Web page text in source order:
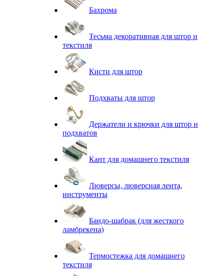
Бахрома
Тесьма декоративная для штор и
текстиля
Кисти для штор
Подхваты для штор
Держатели и крючки для штор и
подхватов
Кант для домашнего текстиля
Люверсы, люверсная лента,
инструменты
Бандо-шабрак (для жесткого
ламбрекена)
Термостежка для домашнего
текстиля